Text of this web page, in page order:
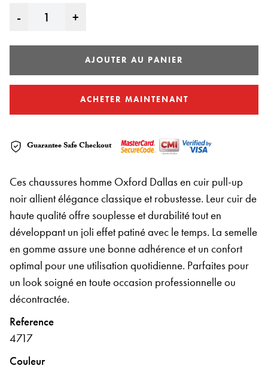
-
+
AJOUTER AU PANIER
ACHETER MAINTENANT
Guarantee Safe Checkout
Ces chaussures homme Oxford Dallas en cuir pull-up
noir allient élégance classique et robustesse. Leur cuir de
haute qualité offre souplesse et durabilité tout en
développant un joli effet patiné avec le temps. La semelle
en gomme assure une bonne adhérence et un confort
optimal pour une utilisation quotidienne. Parfaites pour
un look soigné en toute occasion professionnelle ou
décontractée.
Reference
4717
Couleur